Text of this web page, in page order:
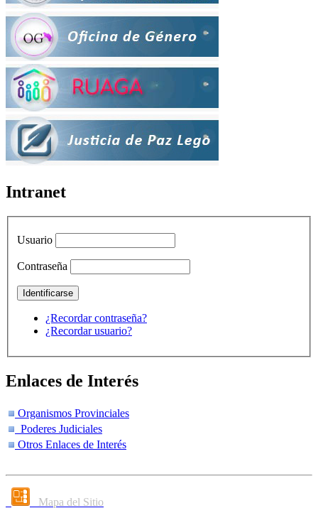
Intranet
Usuario
Contraseña
¿Recordar contraseña?
¿Recordar usuario?
Enlaces de Interés
Organismos Provinciales
Poderes Judiciales
Otros Enlaces de Interés
Mapa del Sitio